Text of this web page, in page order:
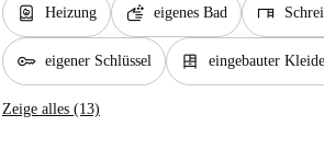
water_heater Heizung soap eigenes Bad desk
key eigener Schlüssel dresser eingebauter
Zeige alles (13)